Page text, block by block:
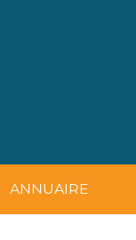
ANNUAIRE